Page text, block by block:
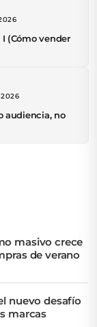
(Cómo vender
2026
audiencia, no
masivo crece
de verano
nuevo desafío
marcas